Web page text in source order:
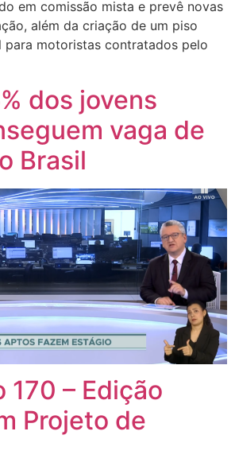
em comissão mista e prevê novas
além da criação de um piso
para motoristas contratados pelo
dos jovens
vaga de
Brasil
170 – Edição
Projeto de